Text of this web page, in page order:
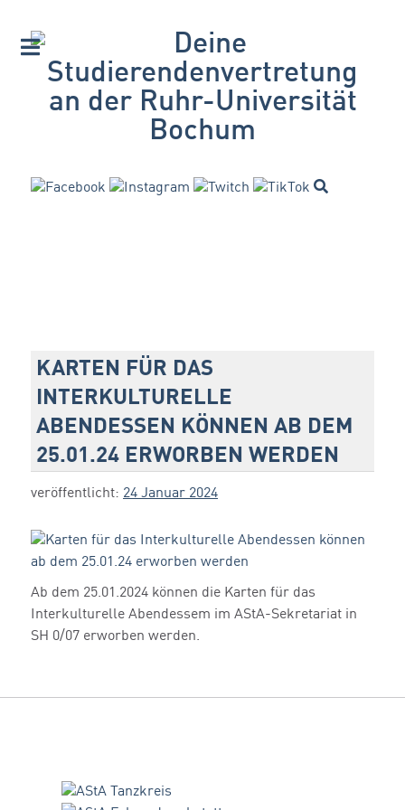
KARTEN FÜR DAS
INTERKULTURELLE
ABENDESSEN KÖNNEN AB DEM
25.01.24 ERWORBEN WERDEN
veröffentlicht: 24 Januar 2024
Ab dem 25.01.2024 können die Karten für das
Interkulturelle Abendessem im AStA-Sekretariat in
SH 0/07 erworben werden.